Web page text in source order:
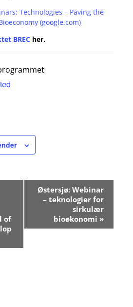
Technologies – Paving the
(google.com)
BREC her.
of
Østersjø: Webinar
– teknologier for
sirkulær
bioøkonomi »